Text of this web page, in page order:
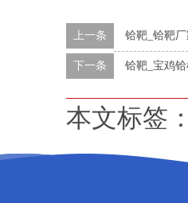
上一条 铪靶_铪靶
下一条 铪靶_宝鸡
本文标签